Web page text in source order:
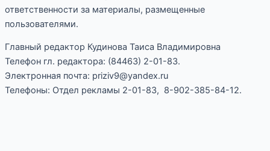
ответственности за материалы, размещенные
пользователями.
Главный редактор Кудинова Таиса Владимировна
Телефон гл. редактора: (84463) 2-01-83.
Электронная почта: priziv9@yandex.ru
Телефоны: Отдел рекламы 2-01-83, 8-902-385-84-12.